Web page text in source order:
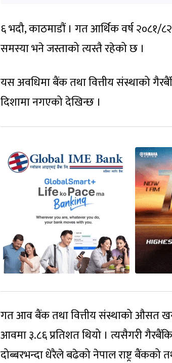
६ भदौ, काठमाडौं । गत आर्थिक वर्ष २०८१/
समस्या भने जस्ताको त्यस्तै रहेको छ ।
यस अवधिमा बैंक तथा वित्तीय संस्थाको
दिशामा नगएको देखिन्छ ।
गत आव बैंक तथा वित्तीय संस्थाको औसत
आवमा ३.८६ प्रतिशत थियो । त्यसैगरी
दोब्बरभन्दा धेरैले बढेको नेपाल राष्ट्र बैंकको